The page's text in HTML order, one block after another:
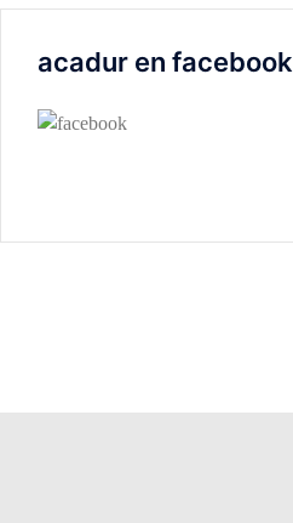
acadur en facebook